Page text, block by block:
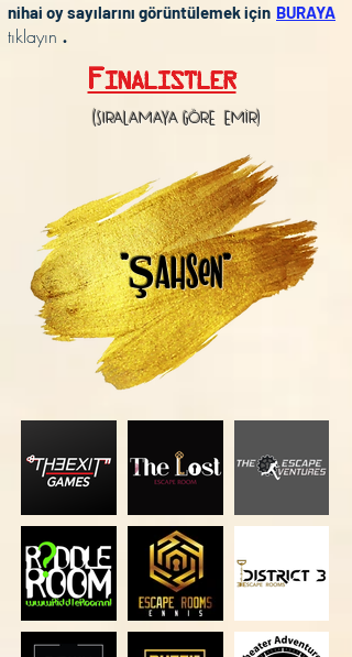
nihai oy sayılarını görüntülemek için BURAYA
tıklayın .
Finalistler
(SIRALAMAYA GÖRE EMİR)
"ŞAHSEN"